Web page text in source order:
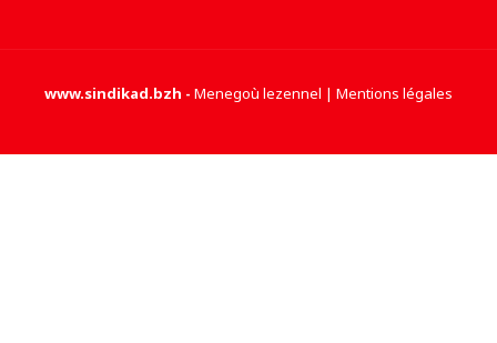
www.sindikad.bzh - Menegoù lezennel | Mentions légales